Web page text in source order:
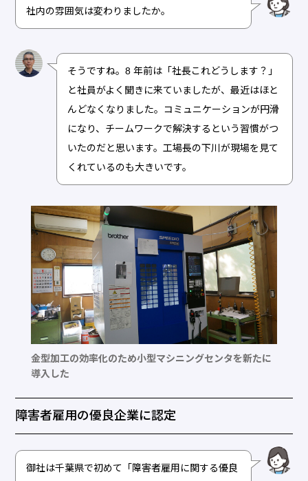
社内の雰囲気は変わりましたか。
そうですね。8 年前は「社長これどうします？」
と社員がよく聞きに来ていましたが、最近はほと
んどなくなりました。コミュニケーションが円滑
になり、チームワークで解決するという習慣がつ
いたのだと思います。工場長の下川が現場を見て
くれているのも大きいです。
金型加工の効率化のため小型マシニングセンタを新たに
導入した
障害者雇用の優良企業に認定
御社は千葉県で初めて「障害者雇用に関する優良